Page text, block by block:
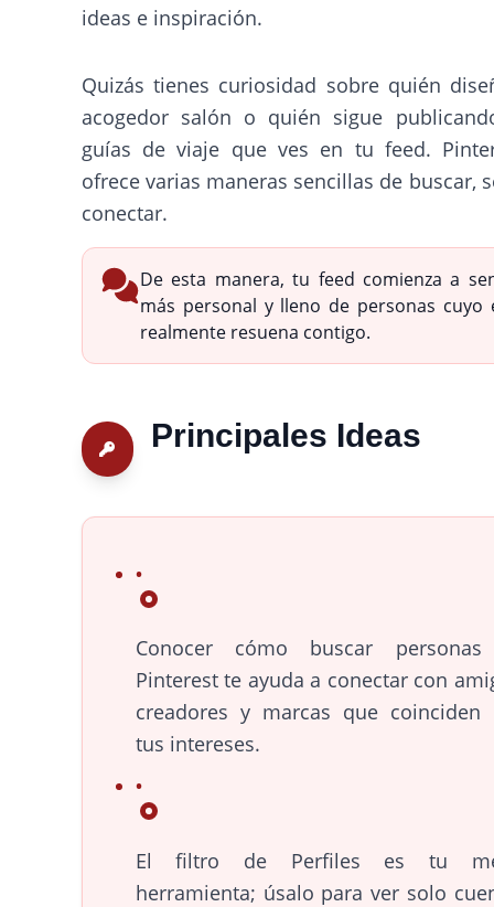
ideas e inspiración.
Quizás tienes curiosidad sobre quién
acogedor salón o quién sigue
guías de viaje que ves en tu feed.
ofrece varias maneras sencillas de buscar,
conectar.
De esta manera, tu feed comienza a
más personal y lleno de personas cuyo
realmente resuena contigo.
Principales Ideas
Conocer cómo buscar
Pinterest te ayuda a conectar con
creadores y marcas que coinciden
tus intereses.
El filtro de Perfiles es tu
herramienta; úsalo para ver solo